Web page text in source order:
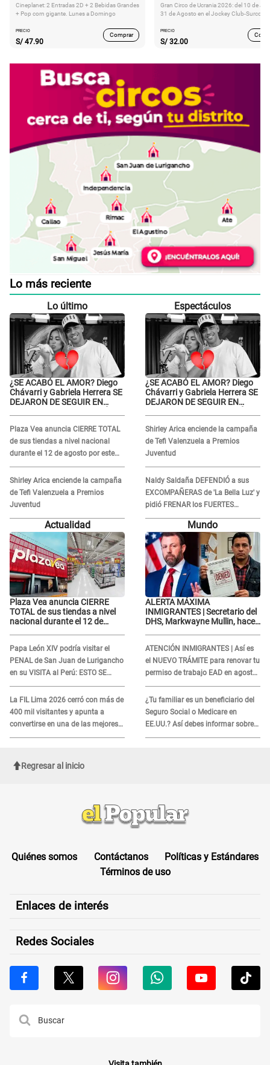
Cineplanet: 2 Entradas 2D + 2 Bebidas Grandes
+ Pop corn gigante. Lunes a Domingo
PRECIO
S/ 47.90
Comprar
Gran Circo de Ucrania 2026: del 10 de
31 de Agosto en el Jockey Club-Surco
PRECIO
S/ 32.00
Lo más reciente
Lo último
¿SE ACABÓ EL AMOR? Diego
Chávarri y Gabriela Herrera SE
DEJARON DE SEGUIR EN
Plaza Vea anuncia CIERRE TOTAL
de sus tiendas a nivel nacional
durante el 12 de agosto por este
MOTIVO
Shirley Arica enciende la campaña
de Tefi Valenzuela a Premios
Juventud
Espectáculos
¿SE ACABÓ EL AMOR? Diego
Chávarri y Gabriela Herrera SE
DEJARON DE SEGUIR EN
Shirley Arica enciende la campaña
de Tefi Valenzuela a Premios
Juventud
Naldy Saldaña DEFENDIÓ a sus
EXCOMPAÑERAS de 'La Bella Luz' y
pidió FRENAR los FUERTES
ATAQUES en redes: “Aquí el único
Actualidad
Plaza Vea anuncia CIERRE
TOTAL de sus tiendas a nivel
nacional durante el 12 de
Papa León XIV podría visitar el
PENAL de San Juan de Lurigancho
en su VISITA al Perú: ESTO SE
SABE
La FIL Lima 2026 cerró con más de
400 mil visitantes y apunta a
convertirse en una de las mejores
ferias de Latinoamérica
Mundo
ALERTA MÁXIMA
INMIGRANTES | Secretario del
DHS, Markwayne Mullin, hace
ATENCIÓN INMIGRANTES | Así es
el NUEVO TRÁMITE para renovar tu
permiso de trabajo EAD en agosto
del 2026
¿Tu familiar es un beneficiario del
Seguro Social o Medicare en
EE.UU.? Así debes informar sobre
su muerte para EVITAR COBROS
Regresar al inicio
Quiénes somos Contáctanos
Políticas y Estándares
Términos de uso
Enlaces de interés
Redes Sociales